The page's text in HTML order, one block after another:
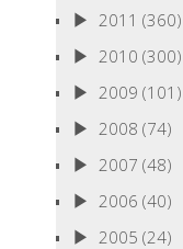
2011 (360)
2010 (300)
2009 (101)
2008 (74)
2007 (48)
2006 (40)
2005 (24)